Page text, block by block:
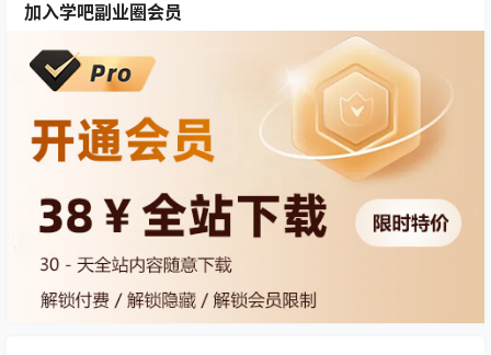
加入学吧副业圈会员